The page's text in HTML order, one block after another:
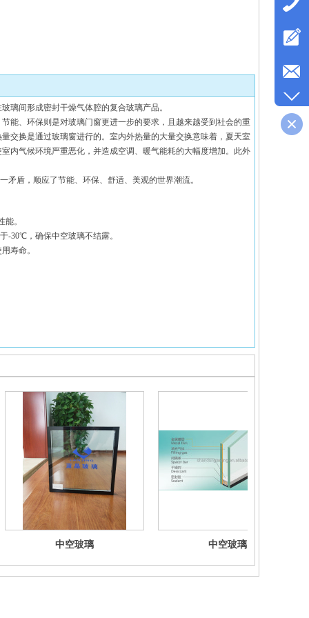
璃间形成密封干燥气体腔的复合玻璃产品。
、环保则是对玻璃门窗更进一步的要求，且越来越受到社会的重
交换是通过玻璃窗进行的。室内外热量的大量交换意味着，夏天室
内气候环境严重恶化，并造成空调、暖气能耗的大幅度增加。此外
盾，顺应了节能、环保、舒适、美观的世界潮流。
。
30℃，确保中空玻璃不结露。
寿命。
中空玻璃 中空玻璃